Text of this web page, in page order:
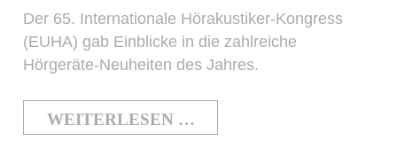
Der 65. Internationale Hörakustiker-Kongress
(EUHA) gab Einblicke in die zahlreiche
Hörgeräte-Neuheiten des Jahres.
WEITERLESEN …